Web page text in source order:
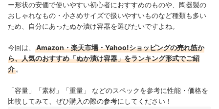
ー形状の安価で使いやすい初心者におすすめのものや、陶器製の
おしゃれなもの・小さめサイズで扱いやすいものなど種類も多い
ため、自分にあったぬか漬け容器を選びたいですよね。
今回は、
Amazon・楽天市場・Yahoo!ショッピングの売れ筋か
ら、人気のおすすめ「ぬか漬け容器」をランキング形式でご紹
介 。
「容量」「素材」「重量」 などのスペックを参考に性能・価格を
比較してみて、ぜひ購入の際の参考にしてください！